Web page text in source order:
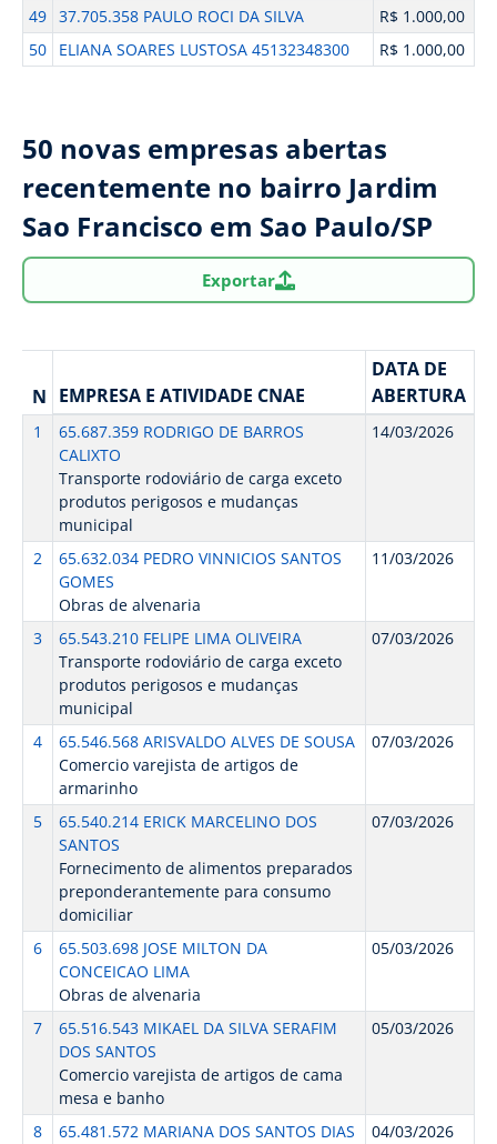
49 37.705.358 PAULO ROCI DA SILVA
R$ 1.000,00
50
ELIANA SOARES LUSTOSA 45132348300 R$ 1.000,00
50 novas empresas abertas
recentemente no bairro Jardim
Sao Francisco em Sao Paulo/SP
Exportar
N EMPRESA E ATIVIDADE CNAE
DATA DE
ABERTURA
1
65.687.359 RODRIGO DE BARROS
CALIXTO
Transporte rodoviário de carga exceto
produtos perigosos e mudanças
municipal
14/03/2026
2
65.632.034 PEDRO VINNICIOS SANTOS
GOMES
Obras de alvenaria
11/03/2026
3
65.543.210 FELIPE LIMA OLIVEIRA
Transporte rodoviário de carga exceto
produtos perigosos e mudanças
municipal
07/03/2026
4
65.546.568 ARISVALDO ALVES DE SOUSA
Comercio varejista de artigos de
armarinho
07/03/2026
5
65.540.214 ERICK MARCELINO DOS
SANTOS
Fornecimento de alimentos preparados
preponderantemente para consumo
domiciliar
07/03/2026
6
65.503.698 JOSE MILTON DA
CONCEICAO LIMA
Obras de alvenaria
05/03/2026
7
65.516.543 MIKAEL DA SILVA SERAFIM
DOS SANTOS
Comercio varejista de artigos de cama
mesa e banho
05/03/2026
8 65.481.572 MARIANA DOS SANTOS DIAS 04/03/2026